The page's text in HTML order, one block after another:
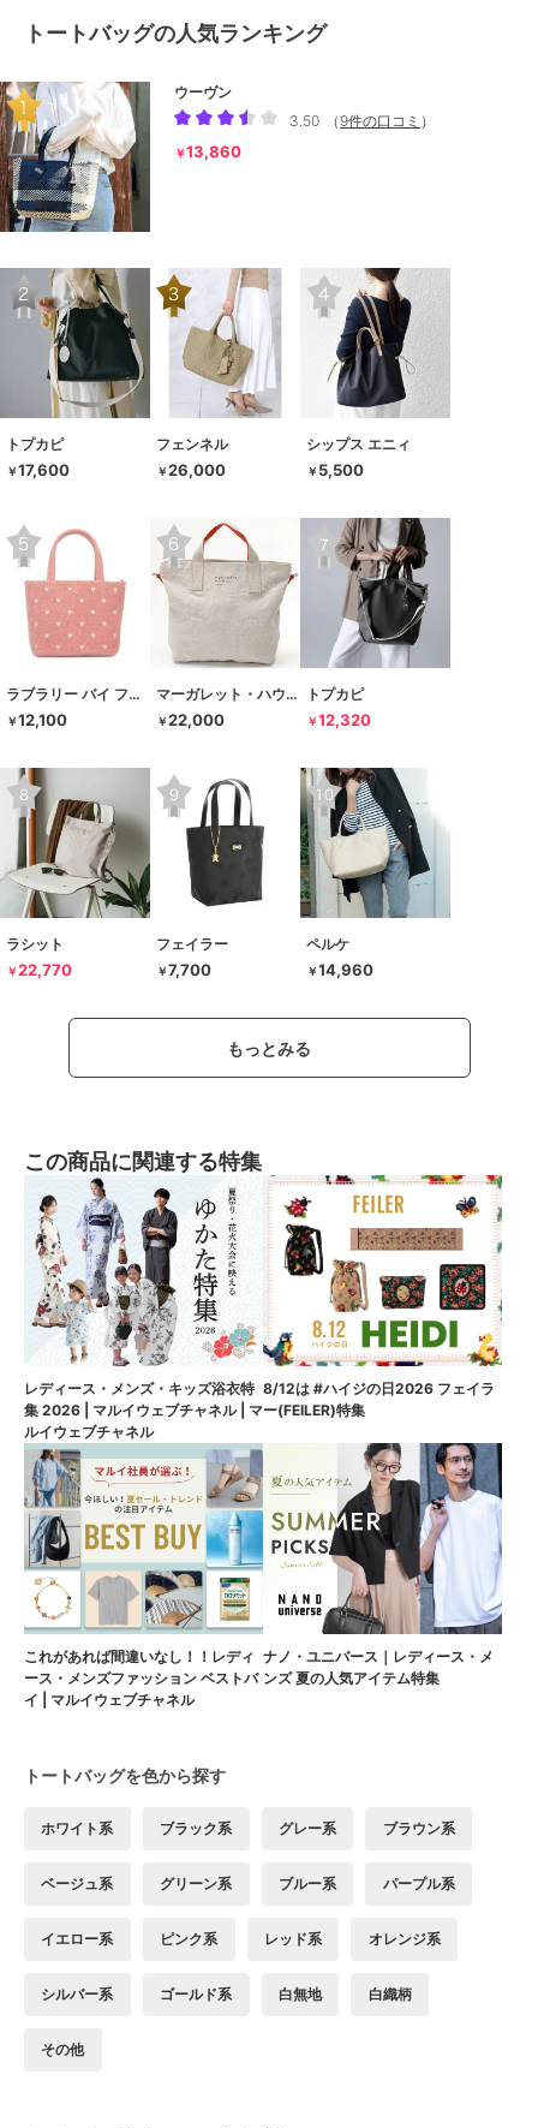
トートバッグの人気ランキング
ウーヴン
3.50
（ 9件の口コミ ）
￥13,860
トプカピ
￥17,600
フェンネル
￥26,000
シップス エニィ
￥ 5,500
ラブラリー バイ フェイラー
￥12,100
マーガレット・ハウエル アイデア
￥22,000
トプカピ
￥12,320
ラシット
￥22,770
フェイラー
￥7,700
ペルケ
￥14,960
もっとみる
この商品に関連する特集
レディース・メンズ・キッズ浴衣特
集 2026 | マルイウェブチャネル | マ
ルイウェブチャネル
8/12は #ハイジの日2026 フェイラ
ー(FEILER)特集
これがあれば間違いなし！！レディ
ース・メンズファッション ベストバ
イ | マルイウェブチャネル
ナノ・ユニバース｜レディース・メ
ンズ 夏の人気アイテム特集
トートバッグを色から探す
ホワイト系 ブラック系 グレー系 ブラウン系
ベージュ系 グリーン系 ブルー系 パープル系
イエロー系 ピンク系 レッド系 オレンジ系
シルバー系 ゴールド系 白無地 白織柄
その他